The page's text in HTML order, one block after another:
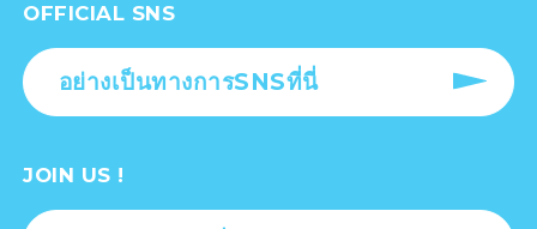
OFFICIAL SNS
อย่างเป็นทางการSNSที่นี่
JOIN US !